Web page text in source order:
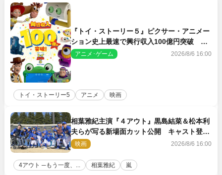
『トイ・ストーリー５』ピクサー・アニメー
ション史上最速で興行収入100億円突破 シ
リーズNo.1興収が目前
アニメ･ゲーム 2026/8/6 16:00
トイ・ストーリー5 アニメ 映画
相葉雅紀主演『４アウト』黒島結菜＆松本利
夫らが写る新場面カット公開 キャスト登壇
イベントも決定
映画 2026/8/6 16:00
4アウト ─もう一度、... 相葉雅紀 嵐